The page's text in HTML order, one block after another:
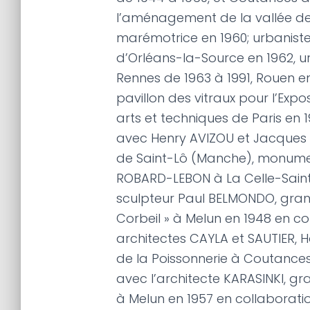
l’aménagement de la vallée
marémotrice en 1960;
d’Orléans-la-Source en 1962,
Rennes de 1963 à 1991, Rouen
pavillon des vitraux pour
arts et techniques de Paris en
avec Henry AVIZOU et Jacques
de Saint-Lô (Manche),
ROBARD-LEBON à La Celle-
sculpteur Paul BELMONDO,
Corbeil » à Melun en 1948 en
architectes CAYLA et
de la Poissonnerie à
avec l’architecte KARASINKI,
à Melun en 1957 en